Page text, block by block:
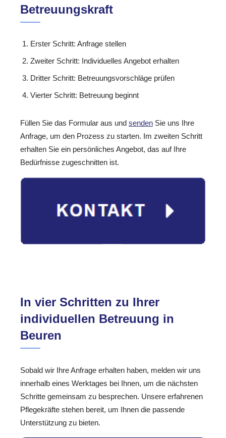
Betreuungskraft
Erster Schritt: Anfrage stellen
Zweiter Schritt: Individuelles Angebot erhalten
Dritter Schritt: Betreuungsvorschläge prüfen
Vierter Schritt: Betreuung beginnt
Füllen Sie das Formular aus und senden Sie uns Ihre
Anfrage, um den Prozess zu starten. Im zweiten Schritt
erhalten Sie ein persönliches Angebot, das auf Ihre
Bedürfnisse zugeschnitten ist.
In vier Schritten zu Ihrer
individuellen Betreuung in
Beuren
Sobald wir Ihre Anfrage erhalten haben, melden wir uns
innerhalb eines Werktages bei Ihnen, um die nächsten
Schritte gemeinsam zu besprechen. Unsere erfahrenen
Pflegekräfte stehen bereit, um Ihnen die passende
Unterstützung zu bieten.